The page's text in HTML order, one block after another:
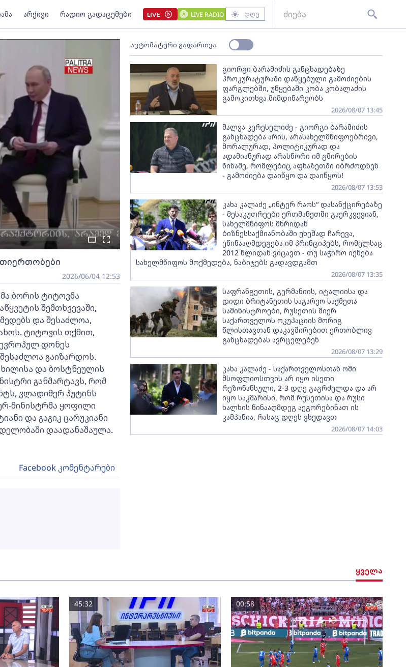
არქივი რადიო გადაცემები LIVE LIVE RADIO დღე
2026/06/04 12:53
ბორის ტიტოვმა
შემთხვევაში,
და შესაძლოა,
ტიტოვის თქმით,
დონეს
გაიზარდოს.
და ბოსტნეულის
განმარტავს, რომ
ვლადიმერ პუტინს
მინისტრმა ყოფილი
და გაგიკ ცარუკიანი
დაადანაშაულა.
ავტომატური გადართვა
გიორგი ბარამიძის განცხადებაზე
პროკურატურაში დაწყებული გამოძიების
ფარგლებში, უწყებაში კობა კობალაძის
გამოკითხვა მიმდინარეობს
2026/08/07 13:45
შალვა კერესელიძე - გიორგი ბარამიძის
განცხადება არის, არასახელმწიფოებრივი,
მორალურად, პოლიტიკურად და
ადამიანურად არასწორი იმ გმირების
წინაშე, რომლებიც აფხაზეთში იბრძოდნენ
- გამოძიება დაიწყო და დაიწყოს!
2026/08/07 13:53
კახა კალაძე „ინტერ რაოს“ დასანქცირებაზე
- მესაკუთრეები ერთმანეთში გაერკვევიან,
სახელმწიფოს მხრიდან
ბიზნესსაქმიანობაში უხეშად ჩარევა,
ეწინააღმდეგება იმ პრინციპებს, რომელსაც
2012 წლიდან ვიცავთ - თუ საჭირო იქნება
სახელმწიფოს მოქმედება, ნაბიჯებს გადავდგამთ
2026/08/07 13:35
საფრანგეთის, გერმანიის, იტალიისა და
დიდი ბრიტანეთის საგარეო საქმეთა
სამინისტროები, რუსეთის მიერ
საქართველოს ოკუპაციის მორიგ
წლისთავთან დაკავშირებით ერთობლივ
განცხადებას ავრცელებენ
2026/08/07 13:29
კახა კალაძე - საქართველოსთან ომი
მსოფლიოსთვის არ იყო ისეთი
რეზონანსული, 2-3 დღე გაგრძელდა და არ
იყო საკმარისი, რომ რუსეთისა და რუსი
ხალხის წინააღმდეგ აეგორებინათ ის
კამპანია, რასაც დღეს ვხედავთ
2026/08/07 14:03
ყველა
45:32 00:58
Facebook კომენტარები